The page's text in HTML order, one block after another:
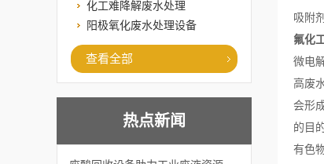
化工难降解废水处理
阳极氧化废水处理设备
查看全部
热点新闻
吸附
氟化
微电
高废
会形
的目
有色